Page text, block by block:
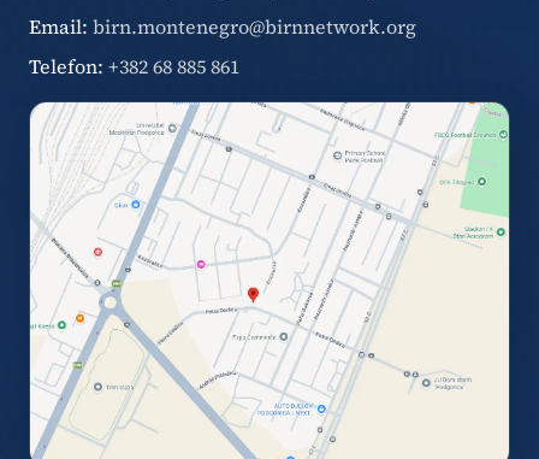
Email: birn.montenegro@birnnetwork.org
Telefon: +382 68 885 861